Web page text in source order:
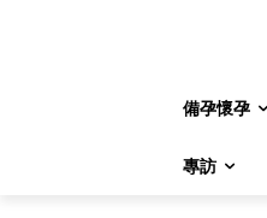
備孕懷孕
專訪